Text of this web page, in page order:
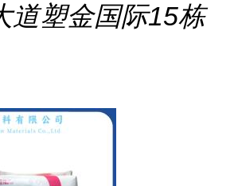
道塑金国际15栋